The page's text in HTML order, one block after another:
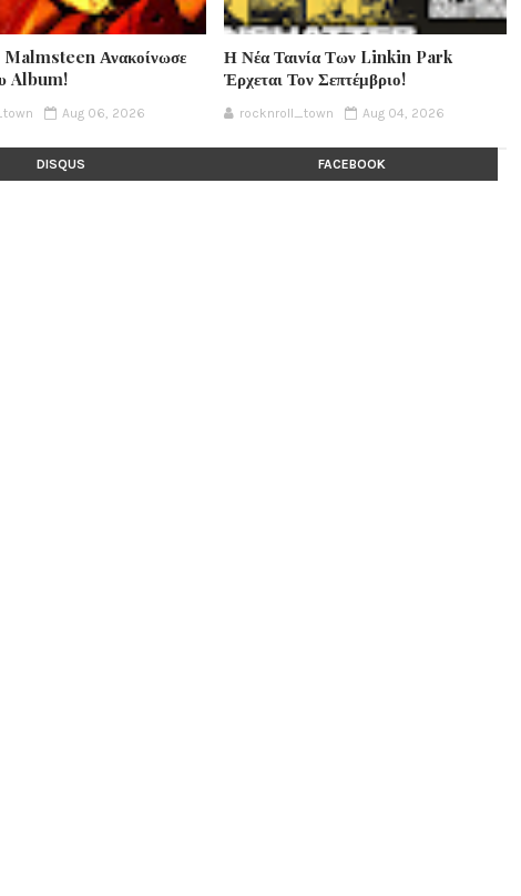
Ανακοίνωσε
Album!
Aug 06, 2026
Η Νέα Ταινία Των Linkin Park
Έρχεται Τον Σεπτέμβριο!
rocknroll_town Aug 04, 2026
DISQUS FACEBOOK